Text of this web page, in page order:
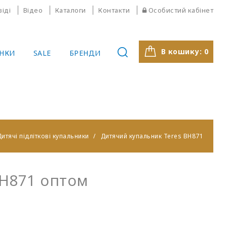
Відео Каталоги Контакти Особистий кабінет
В кошику: 0
SALE БРЕНДИ
підліткові купальники Дитячий купальник Teres BH871
оптом